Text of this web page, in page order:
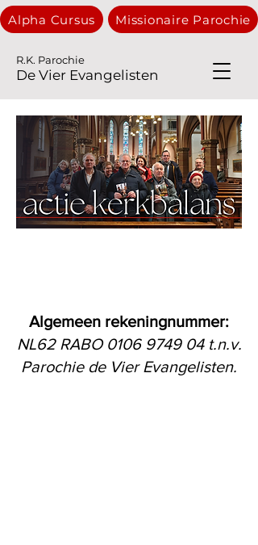
R.K. Parochie
De Vier Evangelisten
Alpha Cursus Missionaire Parochie
Algemeen rekeningnummer:
NL62 RABO 0106 9749 04t.n.v.
Parochie de Vier Evangelisten.